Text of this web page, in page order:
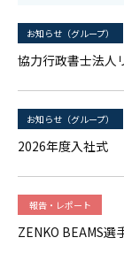
お知らせ（グループ）
協力行政書士法人
お知らせ（グループ）
2026年度入社式
報告・レポート
ZENKO BEAMS選